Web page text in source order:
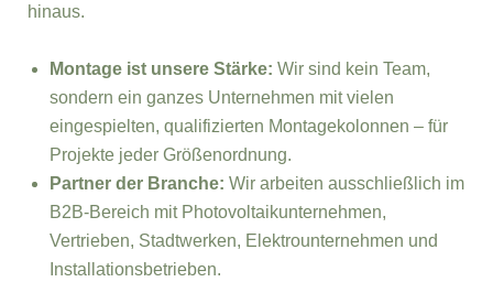
hinaus.
Montage ist unsere Stärke: Wir sind kein Team,
sondern ein ganzes Unternehmen mit vielen
eingespielten, qualifizierten Montagekolonnen – für
Projekte jeder Größenordnung.
Partner der Branche: Wir arbeiten ausschließlich im
B2B-Bereich mit Photovoltaikunternehmen,
Vertrieben, Stadtwerken, Elektrounternehmen und
Installationsbetrieben.